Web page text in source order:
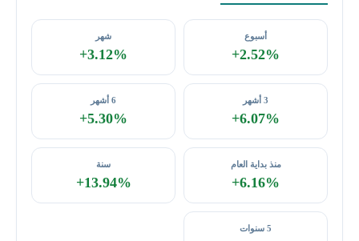
أسبوع
+2.52%
شهر
+3.12%
3 أشهر
+6.07%
6 أشهر
+5.30%
منذ بداية العام
+6.16%
سنة
+13.94%
5 سنوات